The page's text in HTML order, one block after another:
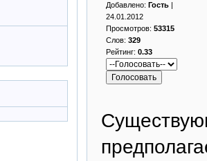
Добавлено: Гость |
24.01.2012
Просмотров: 53315
Слов: 329
Рейтинг: 0.33